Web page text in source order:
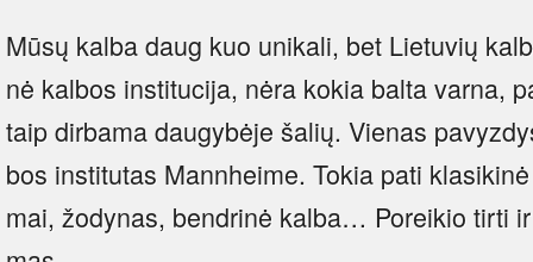
Mū­sų kal­ba daug kuo uni­ka­li, bet Lie­tu­vių
nė kal­bos ins­ti­tu­ci­ja, nė­ra ko­kia bal­ta var­na,
taip dir­ba­ma dau­gy­bė­je ša­lių. Vie­nas
bos ins­ti­tu­tas Mann­hei­me. To­kia pa­ti
mai, žo­dy­nas, bend­ri­nė kal­ba… Po­rei­kio tir­ti